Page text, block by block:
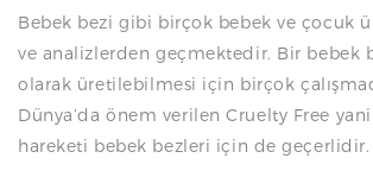
Bebek bezi gibi birçok bebek ve çocuk
ve analizlerden geçmektedir. Bir bebek
olarak üretilebilmesi için birçok
Dünya’da önem verilen Cruelty Free
hareketi bebek bezleri için de geçerlidir.